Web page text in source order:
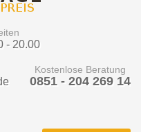
- 20.00
Kostenlose Beratung
0851 - 204 269 14